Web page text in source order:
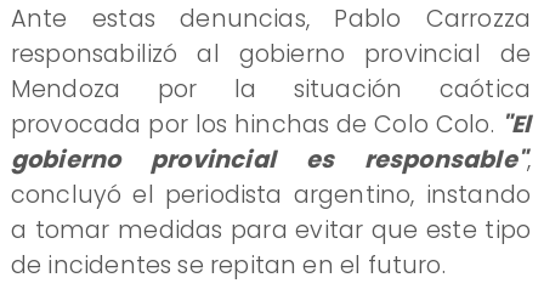
Ante estas denuncias, Pablo Carrozza
responsabilizó al gobierno provincial de
Mendoza por la situación caótica
provocada por los hinchas de Colo Colo. "El
gobierno provincial es responsable",
concluyó el periodista argentino, instando
a tomar medidas para evitar que este tipo
de incidentes se repitan en el futuro.